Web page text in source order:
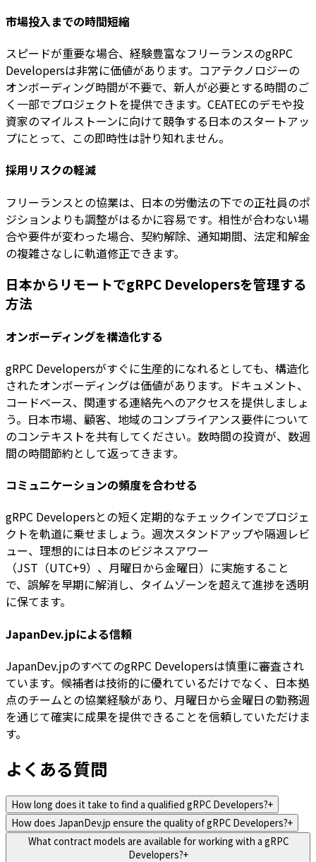
市場投入までの時間短縮
スピードが重要な場合、経験豊富なフリーランスのgRPC
Developersは非常に価値があります。コアテクノロジーの
オンボーディング時間が不要で、新人が必要とする時間のご
く一部でプロジェクトを提供できます。CEATECのデモや投
資家のマイルストーンに向けて競争する日本のスタートアッ
プにとって、この即時性は計り知れません。
採用リスクの軽減
フリーランスとの協業は、日本の労働法の下での正社員のポ
ジションよりも調整がはるかに容易です。相性が合わない場
合や要件が変わった場合、契約解除、通知期間、法定和解金
の複雑さなしに軌道修正できます。
日本からリモートでgRPC Developersを管理する
方法
オンボーディングを構造化する
gRPC Developersがすぐに生産的になれるとしても、構造化
されたオンボーディングは価値があります。ドキュメント、
コードベース、関連する連絡先へのアクセスを提供しましょ
う。日本市場、顧客、地域のコンプライアンス要件について
のコンテキストを共有してください。数時間の投資が、数週
間の時間節約として返ってきます。
コミュニケーションの頻度を合わせる
gRPC Developersとの短く定期的なチェックインでプロジェ
クトを軌道に乗せましょう。週次スタンドアップや隔週レビ
ュー、理想的には日本のビジネスアワー
（JST（UTC+9）、月曜日から金曜日）に実施すること
で、誤解を早期に解消し、タイムゾーンを超えて進捗を透明
に保てます。
JapanDev.jpによる信頼
JapanDev.jpのすべてのgRPC Developersは慎重に審査され
ています。候補者は技術的に優れているだけでなく、日本拠
点のチームとの協業経験があり、月曜日から金曜日の勤務週
を通じて確実に成果を提供できることを信頼していただけま
す。
よくある質問
How long does it take to find a qualified gRPC Developers?+
How does JapanDev.jp ensure the quality of gRPC Developers?+
What contract models are available for working with a gRPC
Developers?+